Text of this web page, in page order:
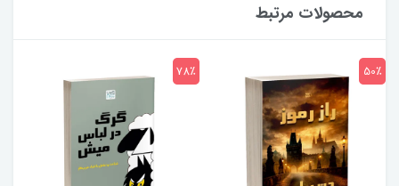
محصولات مرتبط
50٪ 78٪